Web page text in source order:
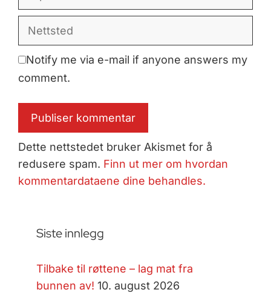
post
Nettsted
Notify me via e-mail if anyone answers my
comment.
Dette nettstedet bruker Akismet for å
redusere spam. Finn ut mer om hvordan
kommentardataene dine behandles.
Siste innlegg
Tilbake til røttene – lag mat fra
bunnen av! 10. august 2026